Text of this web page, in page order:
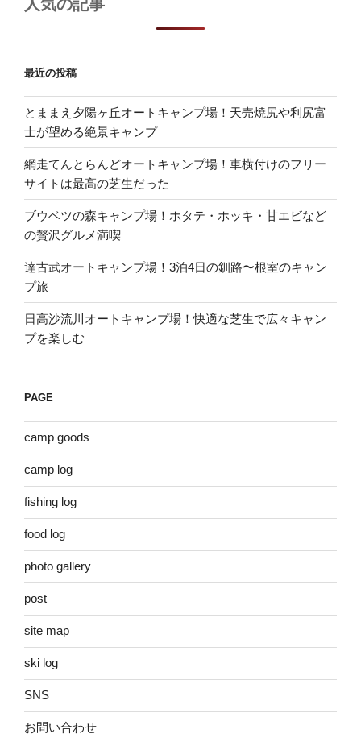
人気の記事
最近の投稿
とままえ夕陽ヶ丘オートキャンプ場！天売焼尻や利尻富
士が望める絶景キャンプ
網走てんとらんどオートキャンプ場！車横付けのフリー
サイトは最高の芝生だった
ブウベツの森キャンプ場！ホタテ・ホッキ・甘エビなど
の贅沢グルメ満喫
達古武オートキャンプ場！3泊4日の釧路〜根室のキャン
プ旅
日高沙流川オートキャンプ場！快適な芝生で広々キャン
プを楽しむ
PAGE
camp goods
camp log
fishing log
food log
photo gallery
post
site map
ski log
SNS
お問い合わせ